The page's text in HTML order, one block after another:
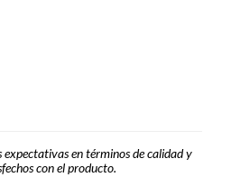
expectativas en términos de calidad y
con el producto.